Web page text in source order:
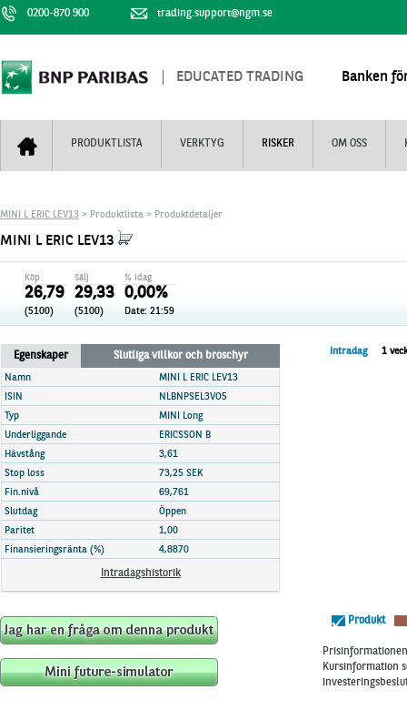
0200-870 900 trading.support@ngm.se
EDUCATED TRADING Banken
PRODUKTLISTA VERKTYG RISKER OM OSS
Mini Futures
Unlimited Turbos
Nya produkter
Stoppade & förfallna produkter
Utsålda produkter
Nyhestbrev+
Realtidskurser
Knock-plocken
Kunskapscentra+
Hur handlar jag
Marknadsöversikt
Finansiell information
MINI L ERIC LEV13 > Produktlista > Produktdetaljer
MINI L ERIC LEV13
Köp
26,79
(5100)
Sälj
29,33
(5100)
% idag
0,00%
Date: 21:59
Egenskaper Slutliga villkor och broschyr
Namn
MINI L ERIC LEV13
ISIN
NLBNPSEL3VO5
Typ
MINI Long
Underliggande
ERICSSON B
Hävstång
3,61
Stop loss
73,25 SEK
Fin.nivå
69,761
Slutdag
Öppen
Paritet
1,00
Finansieringsränta (%)
4,8870
Intradagshistorik
Intradag 1
Produkt
Kursinformation